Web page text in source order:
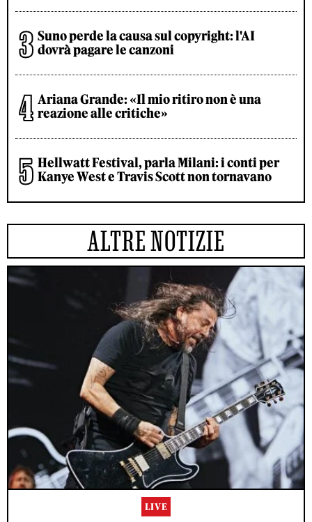
Suno perde la causa sul copyright: l'AI
dovrà pagare le canzoni
Ariana Grande: «Il mio ritiro non è una
reazione alle critiche»
Hellwatt Festival, parla Milani: i conti per
Kanye West e Travis Scott non tornavano
ALTRE NOTIZIE
LIVE